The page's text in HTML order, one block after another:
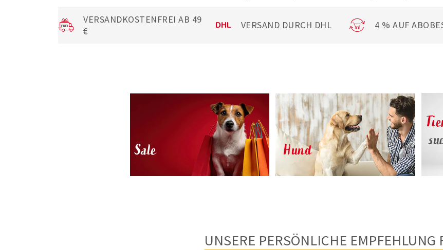
VERSANDKOSTENFREI AB 49
€
VERSAND DURCH DHL 4 % AUF
Sale Hund
UNSERE PERSÖNLICHE EMPFEHLUNG